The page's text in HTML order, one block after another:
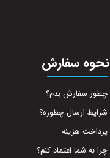
نحوه سفارش
چطور سفارش بدم؟
شرایط ارسال چطوره؟
پرداخت هزینه
چرا به شما اعتماد کنم؟